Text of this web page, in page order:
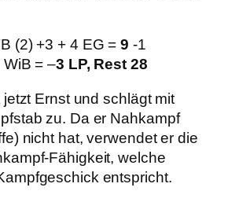
(2) +3 + 4 EG =9 -1
= –3 LP, Rest 28
Ernst und schlägt mit
zu. Da er Nahkampf
nicht hat, verwendet er die
Fähigkeit, welche
entspricht.